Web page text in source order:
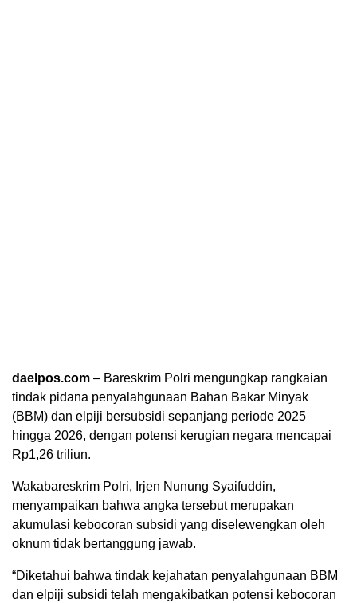
daelpos.com – Bareskrim Polri mengungkap rangkaian
tindak pidana penyalahgunaan Bahan Bakar Minyak
(BBM) dan elpiji bersubsidi sepanjang periode 2025
hingga 2026, dengan potensi kerugian negara mencapai
Rp1,26 triliun.
Wakabareskrim Polri, Irjen Nunung Syaifuddin,
menyampaikan bahwa angka tersebut merupakan
akumulasi kebocoran subsidi yang diselewengkan oleh
oknum tidak bertanggung jawab.
“Diketahui bahwa tindak kejahatan penyalahgunaan BBM
dan elpiji subsidi telah mengakibatkan potensi kebocoran